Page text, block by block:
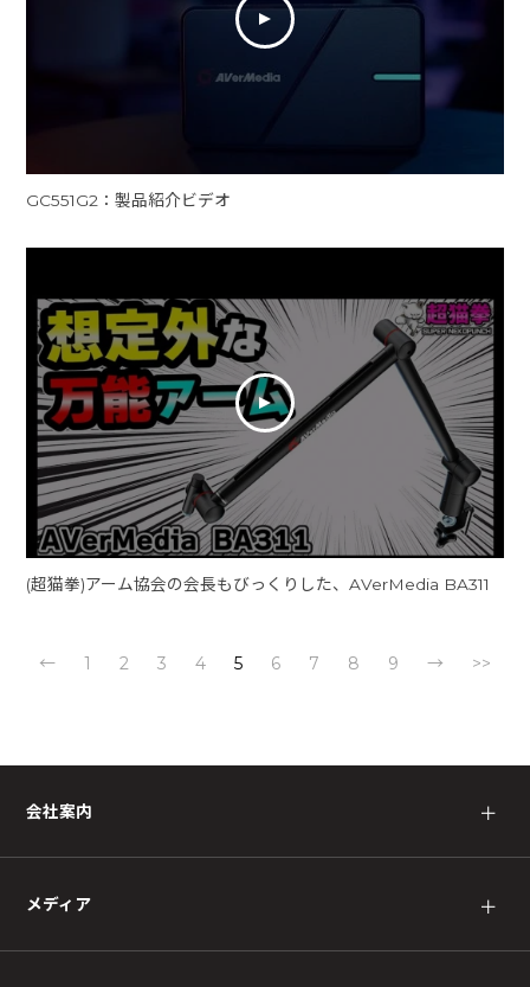
GC551G2：製品紹介ビデオ
(超猫拳)アーム協会の会長もびっくりした、AVerMedia BA311
← 1 2 3 4 5 6 7 8 9 → >>
会社案内 ＋
メディア ＋